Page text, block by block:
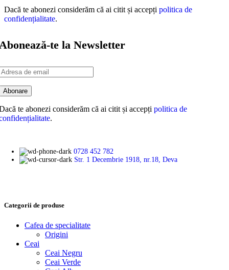
Dacă te abonezi considerăm că ai citit și accepți politica de
confidențialitate.
te la Newsletter
te abonezi considerăm că ai citit și accepți politica de
.
0728 452 782
Str. 1 Decembrie 1918, nr.18, Deva
Categorii de produse
Cafea de specialitate
Origini
Ceai
Ceai Negru
Ceai Verde